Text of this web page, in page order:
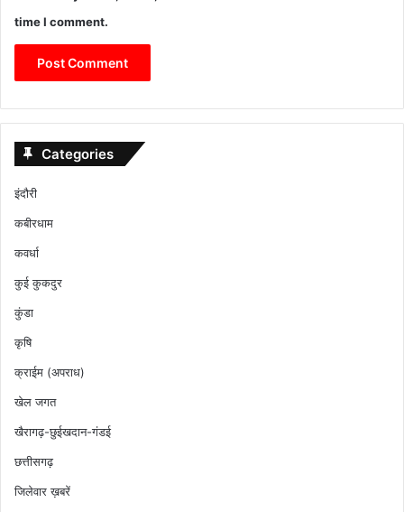
time I comment.
Categories
इंदौरी
कबीरधाम
कवर्धा
कुई कुकदुर
कुंडा
कृषि
क्राईम (अपराध)
खेल जगत
खैरागढ़-छुईखदान-गंडई
छत्तीसगढ़
जिलेवार ख़बरें